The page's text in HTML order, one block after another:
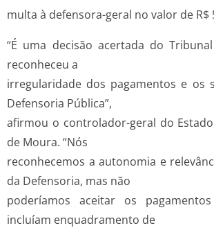
multa à defensora-geral no valor de R$
“É uma decisão acertada do
reconheceu a
irregularidade dos pagamentos e os
Defensoria Pública”,
afirmou o controlador-geral do
de Moura. “Nós
reconhecemos a autonomia e
da Defensoria, mas não
poderíamos aceitar os
incluíam enquadramento de